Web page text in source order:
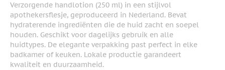
Verzorgende handlotion (250 ml) in een stijlvol
apothekersflesje, geproduceerd in Nederland. Bevat
hydraterende ingrediënten die de huid zacht en soepel
houden. Geschikt voor dagelijks gebruik en alle
huidtypes. De elegante verpakking past perfect in elke
badkamer of keuken. Lokale productie garandeert
kwaliteit en duurzaamheid.